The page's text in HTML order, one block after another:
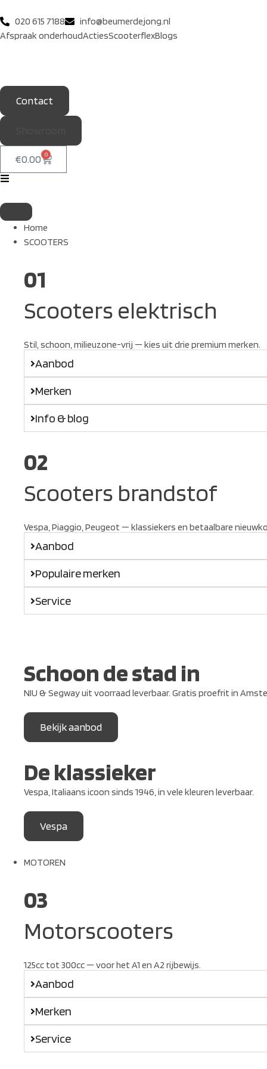
020 615 7188
info@beumerdejong.nl
Afspraak onderhoudActiesScooterflexBlogs
Contact
€0.00 0
Home
SCOOTERS
01
Scooters elektrisch
Stil, schoon, milieuzone-vrij — kies uit drie premium merken.
Aanbod
Merken
Info & blog
02
Scooters brandstof
Vespa, Piaggio, Peugeot — klassiekers en betaalbare
Aanbod
Populaire merken
Service
Schoon de stad in
NIU & Segway uit voorraad leverbaar. Gratis proefrit in
Bekijk aanbod
De klassieker
Vespa, Italiaans icoon sinds 1946, in vele kleuren leverbaar.
Vespa
MOTOREN
03
Motorscooters
125cc tot 300cc — voor het A1 en A2 rijbewijs.
Aanbod
Merken
Service